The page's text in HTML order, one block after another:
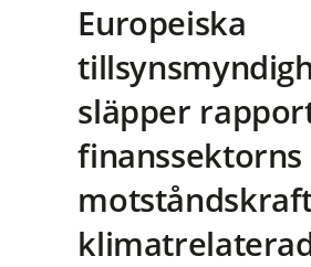
Europeiska
släpper
finanssektorns